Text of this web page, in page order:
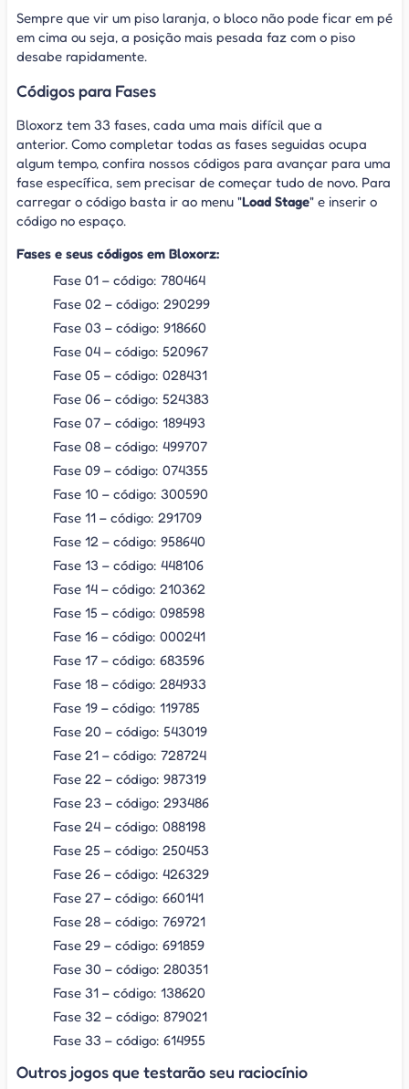
Sempre que vir um piso laranja, o bloco não pode ficar em pé
em cima ou seja, a posição mais pesada faz com o piso
desabe rapidamente.
Códigos para Fases
Bloxorz tem 33 fases, cada uma mais difícil que a
anterior. Como completar todas as fases seguidas ocupa
algum tempo, confira nossos códigos para avançar para uma
fase específica, sem precisar de começar tudo de novo. Para
carregar o código basta ir ao menu "Load Stage" e inserir o
código no espaço.
Fases e seus códigos em Bloxorz:
Fase 01 – código: 780464
Fase 02 – código: 290299
Fase 03 – código: 918660
Fase 04 – código: 520967
Fase 05 – código: 028431
Fase 06 – código: 524383
Fase 07 – código: 189493
Fase 08 – código: 499707
Fase 09 – código: 074355
Fase 10 – código: 300590
Fase 11 – código: 291709
Fase 12 – código: 958640
Fase 13 – código: 448106
Fase 14 – código: 210362
Fase 15 – código: 098598
Fase 16 – código: 000241
Fase 17 – código: 683596
Fase 18 – código: 284933
Fase 19 – código: 119785
Fase 20 – código: 543019
Fase 21 – código: 728724
Fase 22 – código: 987319
Fase 23 – código: 293486
Fase 24 – código: 088198
Fase 25 – código: 250453
Fase 26 – código: 426329
Fase 27 – código: 660141
Fase 28 – código: 769721
Fase 29 – código: 691859
Fase 30 – código: 280351
Fase 31 – código: 138620
Fase 32 – código: 879021
Fase 33 – código: 614955
Outros jogos que testarão seu raciocínio